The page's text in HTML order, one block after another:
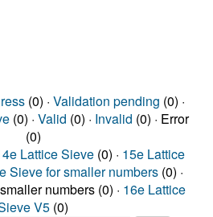
(0) · Validation pending (0) ·
(0) · Valid (0) · Invalid (0) · Error
(0)
Lattice Sieve (0) · 15e Lattice
Sieve for smaller numbers (0) ·
numbers (0) · 16e Lattice
V5 (0)